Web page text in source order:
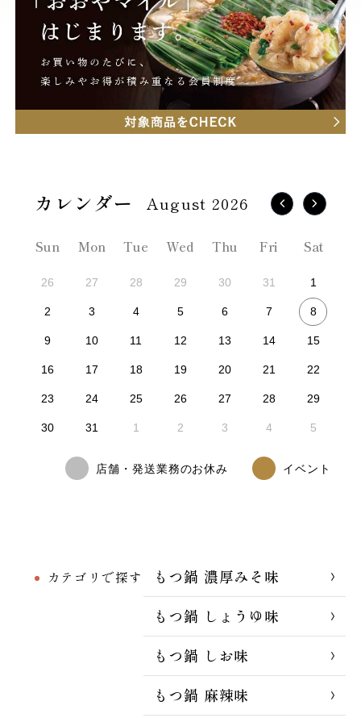
カテゴリで探す
もつ鍋 濃厚みそ味
もつ鍋 しょうゆ味
もつ鍋 しお味
もつ鍋 麻辣味
August 2026
Sun Mon Tue Wed Thu Fri Sat
26 27 28 29 30 31 1
2 3 4 5 6 7 8
9 10 11 12 13 14 15
16 17 18 19 20 21 22
23 24 25 26 27 28 29
30 31 1 2 3 4 5
店舗・発送業務のお休み イベント